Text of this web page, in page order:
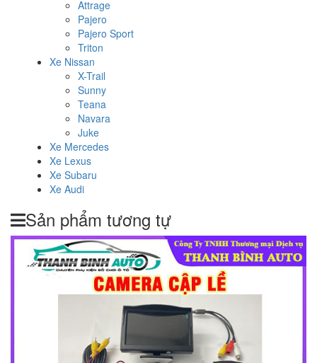
Attrage
Pajero
Pajero Sport
Triton
Xe Nissan
X-Trail
Sunny
Teana
Navara
Juke
Xe Mercedes
Xe Lexus
Xe Subaru
Xe Audi
Sản phẩm tương tự